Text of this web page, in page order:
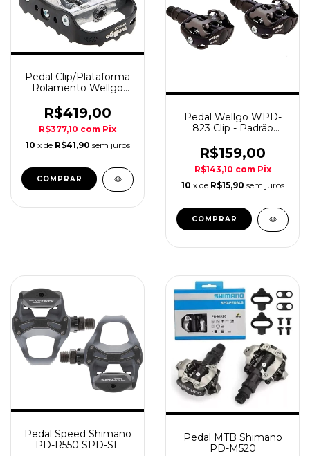
Pedal Clip/Plataforma
Rolamento Wellgo
R$419,00
R$377,10 com Pix
10 x de R$41,90 sem juros
COMPRAR
Pedal Wellgo WPD-
823 Clip - Padrão
R$159,00
R$143,10 com Pix
10 x de R$15,90 sem juros
COMPRAR
Pedal Speed Shimano
PD-R550 SPD-SL
Pedal MTB Shimano
PD-M520